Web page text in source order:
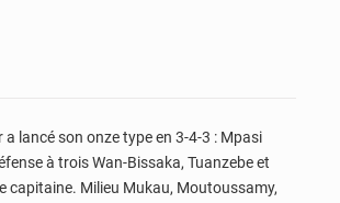
a lancé son onze type en 3-4-3 : Mpasi
à trois Wan-Bissaka, Tuanzebe et
capitaine. Milieu Mukau, Moutoussamy,